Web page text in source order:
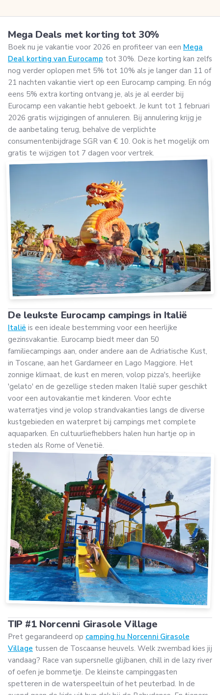
Mega Deals met korting tot 30%
Boek nu je vakantie voor 2026 en profiteer van een Mega
Deal korting van Eurocamp tot 30%. Deze korting kan zelfs
nog verder oplopen met 5% tot 10% als je langer dan 11 of
21 nachten vakantie viert op een Eurocamp camping. En nóg
eens 5% extra korting ontvang je, als je al eerder bij
Eurocamp een vakantie hebt geboekt. Je kunt tot 1 februari
2026 gratis wijzigingen of annuleren. Bij annulering krijg je
de aanbetaling terug, behalve de verplichte
consumentenbijdrage SGR van € 10. Ook is het mogelijk om
gratis te wijzigen tot 7 dagen voor vertrek.
De leukste Eurocamp campings in Italië
Italië is een ideale bestemming voor een heerlijke
gezinsvakantie. Eurocamp biedt meer dan 50
familiecampings aan, onder andere aan de Adriatische Kust,
in Toscane, aan het Gardameer en Lago Maggiore. Het
zonnige klimaat, de kust en meren, volop pizza's, heerlijke
'gelato' en de gezellige steden maken Italië super geschikt
voor een autovakantie met kinderen. Voor echte
waterratjes vind je volop strandvakanties langs de diverse
kustgebieden en waterpret bij campings met complete
aquaparken. En cultuurliefhebbers halen hun hartje op in
steden als Rome of Venetië.
TIP #1 Norcenni Girasole Village
Pret gegarandeerd op camping hu Norcenni Girasole
Village tussen de Toscaanse heuvels. Welk zwembad kies jij
vandaag? Race van supersnelle glijbanen, chill in de lazy river
of oefen je bommetje. De kleinste campinggasten
spetteren in de waterspeeltuin of het peuterbad. In de